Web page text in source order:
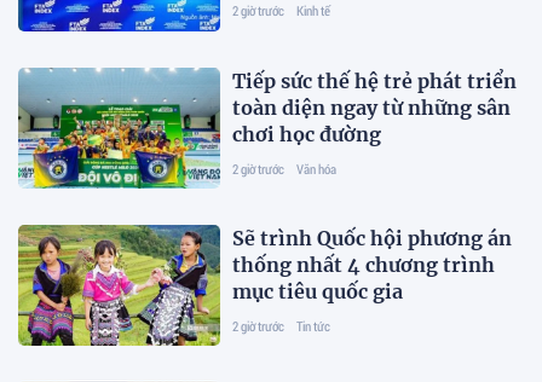
2 giờ trước Kinh tế
Tiếp sức thế hệ trẻ phát triển
toàn diện ngay từ những sân
chơi học đường
2 giờ trước Văn hóa
Sẽ trình Quốc hội phương án
thống nhất 4 chương trình
mục tiêu quốc gia
2 giờ trước Tin tức